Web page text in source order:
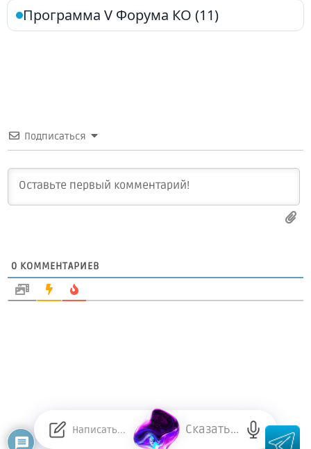
Программа V Форума КО (11)
Подписаться
0 КОММЕНТАРИЕВ
Сказать...